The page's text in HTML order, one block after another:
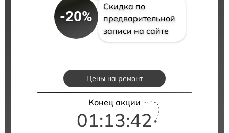
-20%
Скидка по
предварительной
записи на сайте
Цены на ремонт
Конец акции
01:13:41